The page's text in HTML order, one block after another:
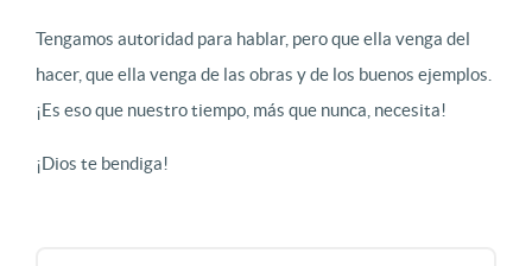
Tengamos autoridad para hablar, pero que ella venga del
hacer, que ella venga de las obras y de los buenos ejemplos.
¡Es eso que nuestro tiempo, más que nunca, necesita!
¡Dios te bendiga!